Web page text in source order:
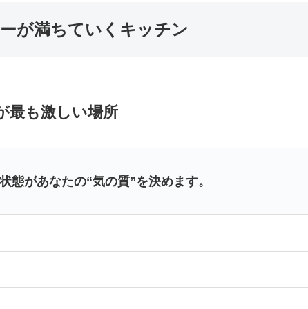
が満ちていくキッチン
最も激しい場所
態があなたの“気の質”を決めます。